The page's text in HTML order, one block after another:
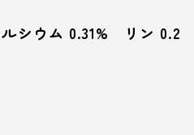
シウム 0.31% リン 0.2